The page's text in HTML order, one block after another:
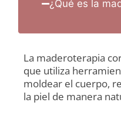
¿Qué es la
La maderoterapia
que utiliza
moldear el cuerpo,
la piel de manera